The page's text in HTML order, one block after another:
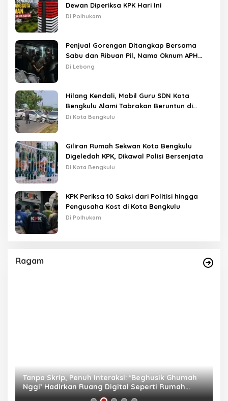
Dewan Diperiksa KPK Hari Ini
Di Polhukam
Penjual Gorengan Ditangkap Bersama
Sabu dan Ribuan Pil, Nama Oknum APH
Disebut Saat Interogasi
Di Lebong
Hilang Kendali, Mobil Guru SDN Kota
Bengkulu Alami Tabrakan Beruntun di
Lampu Merah
Di Kota Bengkulu
Giliran Rumah Sekwan Kota Bengkulu
Digeledah KPK, Dikawal Polisi Bersenjata
Di Kota Bengkulu
KPK Periksa 10 Saksi dari Politisi hingga
Pengusaha Kost di Kota Bengkulu
Di Polhukam
Ragam
Tanpa Skrip, Penuh Interaksi: ‘Beghusik Ghumah
Nggi’ Hadirkan Ruang Digital Seperti Rumah
Sendiri